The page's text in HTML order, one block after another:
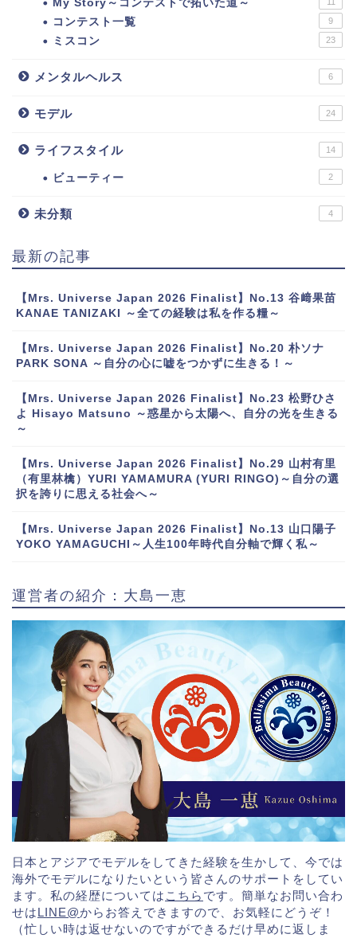
My Story～コンテストで拓いた道～
コンテスト一覧 9
ミスコン 23
メンタルヘルス 6
モデル 24
ライフスタイル 14
ビューティー 2
未分類 4
最新の記事
【Mrs. Universe Japan 2026 Finalist】No.13 谷﨑果苗
KANAE TANIZAKI ～全ての経験は私を作る糧～
【Mrs. Universe Japan 2026 Finalist】No.20 朴ソナ
PARK SONA ～自分の心に嘘をつかずに生きる！～
【Mrs. Universe Japan 2026 Finalist】No.23 松野ひさ
よ Hisayo Matsuno ～惑星から太陽へ、自分の光を生きる
～
【Mrs. Universe Japan 2026 Finalist】No.29 山村有里
（有里林檎）YURI YAMAMURA (YURI RINGO)～自分の選
択を誇りに思える社会へ～
【Mrs. Universe Japan 2026 Finalist】No.13 山口陽子
YOKO YAMAGUCHI～人生100年時代自分軸で輝く私～
運営者の紹介：大島一恵
日本とアジアでモデルをしてきた経験を生かして、今では
海外でモデルになりたいという皆さんのサポートをしてい
ます。私の経歴については こちら です。簡単なお問い合わ
せはLINE@からお答えできますので、お気軽にどうぞ！
（忙しい時は返せないのですができるだけ早めに返しま